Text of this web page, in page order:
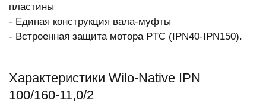
пластины
- Единая конструкция вала-муфты
- Встроенная защита мотора PTC (IPN40-IPN150).
Характеристики Wilo-Native IPN
100/160-11,0/2